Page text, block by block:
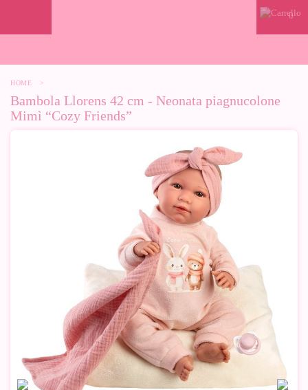
0
HOME >
Bambola Llorens 42 cm - Neonata piagnucolone
Mimì “Cozy Friends”